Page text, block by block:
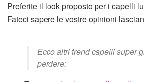
Preferite il look proposto per i capelli
Fateci sapere le vostre opinioni
Ecco altri trend capelli super
perdere: